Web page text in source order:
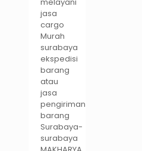
jasa
cargo
Murah
surabaya
ekspedisi
barang
atau
jasa
pengiriman
barang
Surabaya-
surabaya